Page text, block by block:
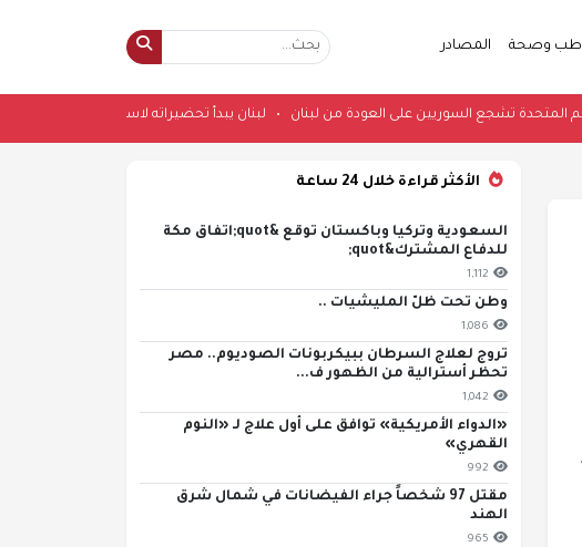
طب وصحة المصادر
•لبنان يبدأ تحضيراته لاستقبال
الأكثر قراءة خلال 24 ساعة
السعودية وتركيا وباكستان توقع &quot;اتفاق مكة
للدفاع المشترك&quot;
1,112
وطن تحت ظلّ المليشيات ..
1,086
تروج لعلاج السرطان ببيكربونات الصوديوم.. مصر
تحظر أسترالية من الظهور ف...
1,042
«الدواء الأمريكية» توافق على أول علاج لـ «النوم
القهري»
992
مقتل 97 شخصاً جراء الفيضانات في شمال شرق
الهند
965